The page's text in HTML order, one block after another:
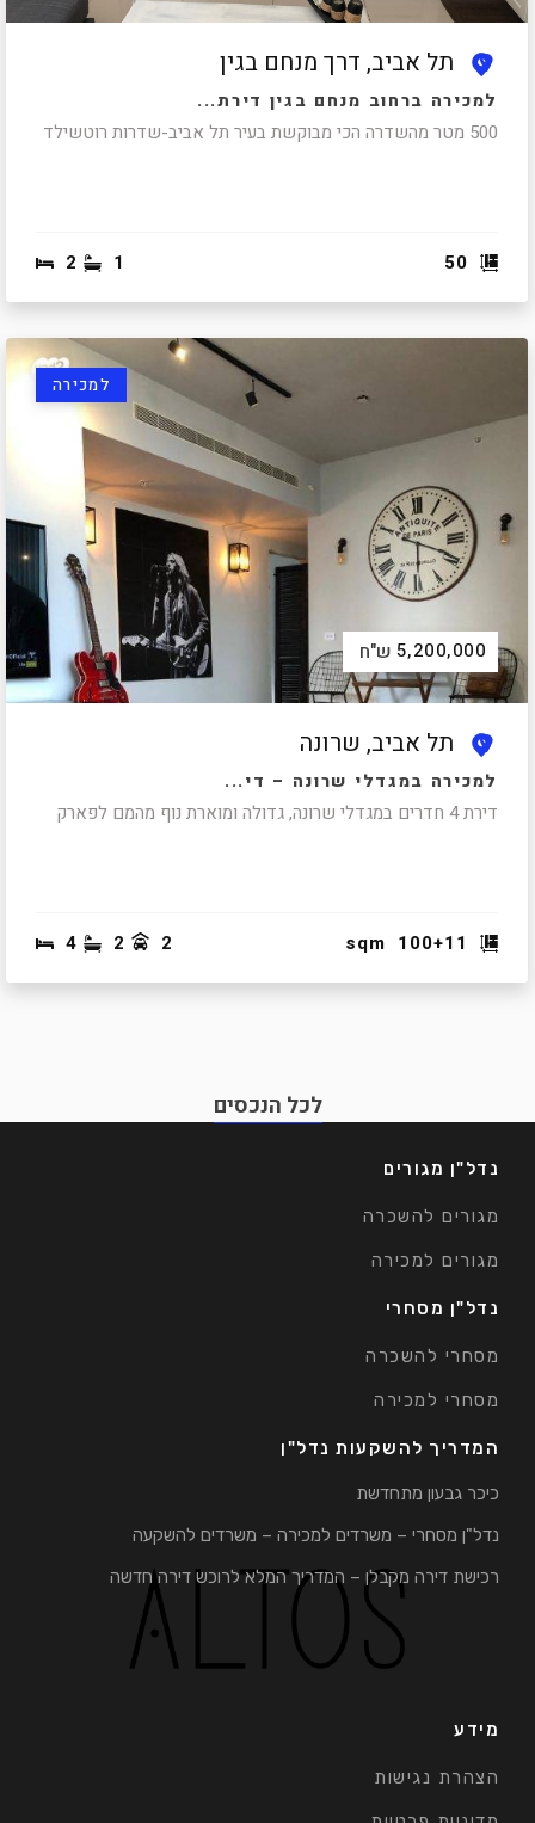
תל אביב, דרך מנחם בגין
למכירה ברחוב מנחם בגין דירת...
500 מטר מהשדרה הכי מבוקשת בעיר תל אביב-שדרות רוטשילד
50
2 1
למכירה
5,200,000 ש"ח
תל אביב, שרונה
למכירה במגדלי שרונה – די...
דירת 4 חדרים במגדלי שרונה, גדולה ומוארת נוף מהמם לפארק
sqm 100+11
4 2 2
לכל הנכסים
נדל"ן מגורים
מגורים להשכרה
מגורים למכירה
נדל"ן מסחרי
מסחרי להשכרה
מסחרי למכירה
המדריך להשקעות נדל"ן
כיכר גבעון מתחדשת
נדל"ן מסחרי – משרדים למכירה – משרדים להשקעה
רכישת דירה מקבלן – המדריך המלא לרוכש דירה חדשה
מידע
הצהרת נגישות